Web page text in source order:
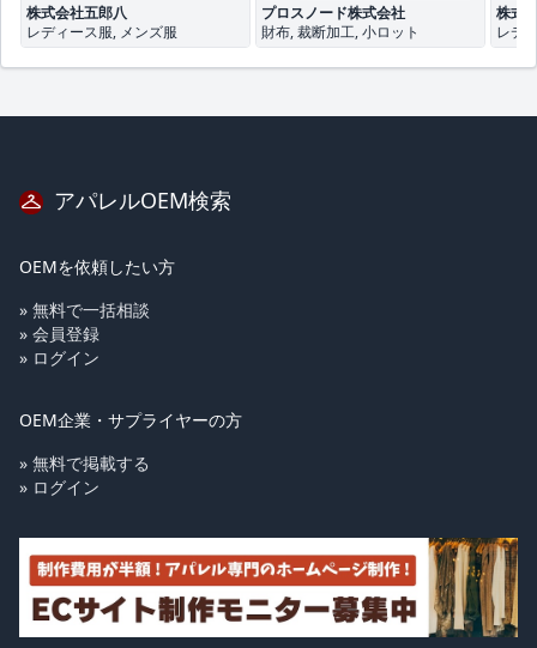
株式会社五郎八
レディース服, メンズ服
プロスノード株式会社
財布, 裁断加工, 小ロット
株式
レデ
アパレルOEM検索
OEMを依頼したい方
» 無料で一括相談
» 会員登録
» ログイン
OEM企業・サプライヤーの方
» 無料で掲載する
» ログイン